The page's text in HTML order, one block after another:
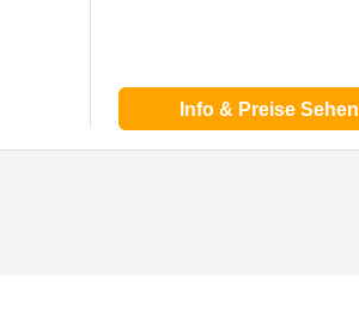
Info & Preise Sehen